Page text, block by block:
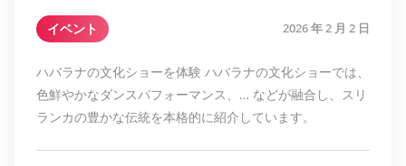
イベント 2026 年 2 月 2 日
ハバラナの文化ショーを体験 ハバラナの文化ショーでは、
色鮮やかなダンスパフォーマンス、… などが融合し、スリ
ランカの豊かな伝統を本格的に紹介しています。